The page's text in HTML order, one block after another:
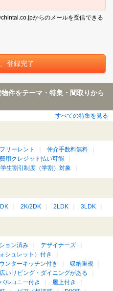
からのメールを受信できる
件をテーマ・特集・間取りから
すべての特集を見る
フリーレント
仲介手数料無料
用クレジット払い可能
学生割引制度（学割）対象
2K/2DK 2LDK 3LDK
ョン済み
デザイナーズ
シュレット）付き
ンターキッチン付き
収納重視
広いリビング・ダイニングがある
ルコニー付き
屋上付き